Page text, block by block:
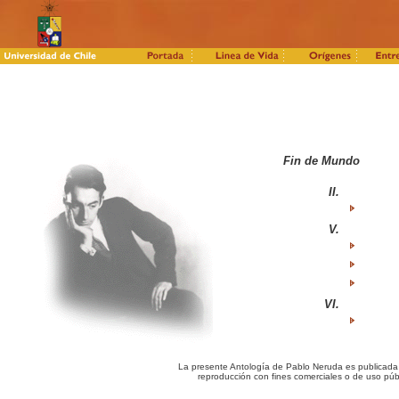
Fin de Mundo
II.
V.
VI.
La presente Antología de Pablo Neruda es
reproducción con fines comerciales o de uso